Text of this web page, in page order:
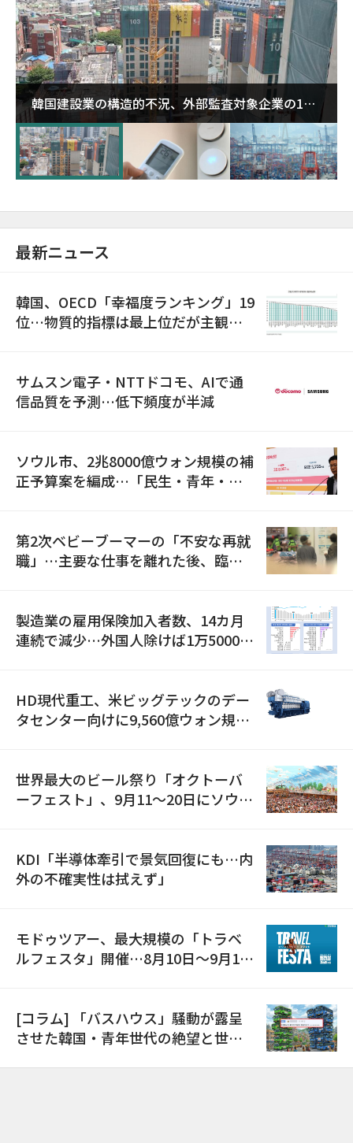
韓国建設業の構造的不況、外部監査対象企業の1割
超が「ゾンビ企業」に…5年で2.8倍増
最新ニュース
韓国、OECD「幸福度ランキング」19
位…物質的指標は最上位だが主観的
サムスン電子・NTTドコモ、AIで通
信品質を予測…低下頻度が半減
ソウル市、2兆8000億ウォン規模の補
正予算案を編成…「民生・青年・安
第2次ベビーブーマーの「不安な再就
職」…主要な仕事を離れた後、臨時
製造業の雇用保険加入者数、14カ月
連続で減少…外国人除けば1万5000人
HD現代重工、米ビッグテックのデー
タセンター向けに9,560億ウォン規模
世界最大のビール祭り「オクトーバ
ーフェスト」、9月11〜20日にソウル
KDI「半導体牽引で景気回復にも…内
外の不確実性は拭えず」
モドゥツアー、最大規模の「トラベ
ルフェスタ」開催…8月10日～9月11
[コラム] 「バスハウス」騒動が露呈
させた韓国・青年世代の絶望と世代